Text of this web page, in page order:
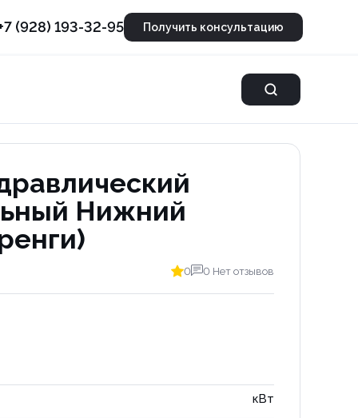
(928) 193-32-95 Получить консультацию
Нижний
0 0 Нет отзывов
кВт